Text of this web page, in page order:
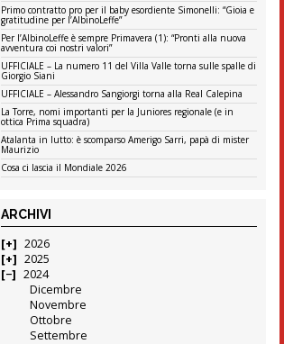
Primo contratto pro per il baby esordiente Simonelli: “Gioia e
gratitudine per l’AlbinoLeffe”
Per l’AlbinoLeffe è sempre Primavera (1): “Pronti alla nuova
avventura coi nostri valori”
UFFICIALE – La numero 11 del Villa Valle torna sulle spalle di
Giorgio Siani
UFFICIALE – Alessandro Sangiorgi torna alla Real Calepina
La Torre, nomi importanti per la Juniores regionale (e in
ottica Prima squadra)
Atalanta in lutto: è scomparso Amerigo Sarri, papà di mister
Maurizio
Cosa ci lascia il Mondiale 2026
ARCHIVI
2026
2025
2024
Dicembre
Novembre
Ottobre
Settembre